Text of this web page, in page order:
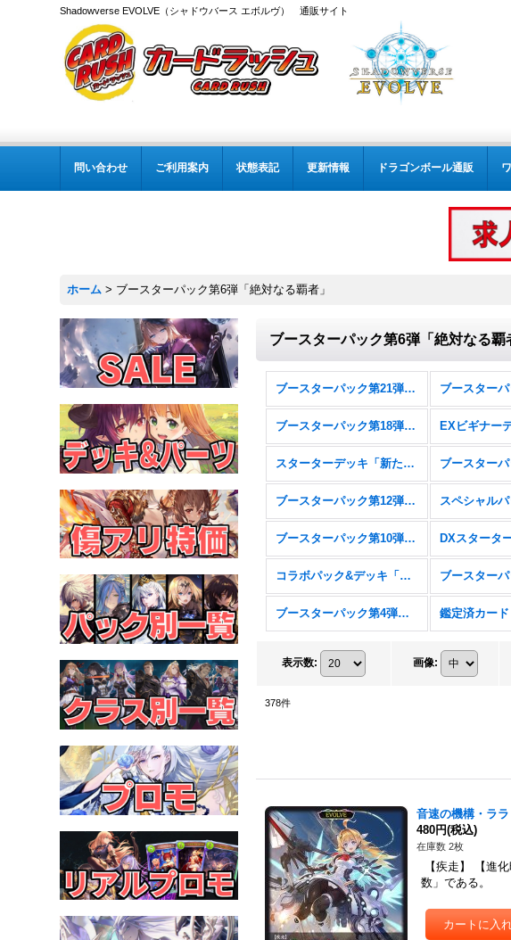
Shadowverse EVOLVE（シャドウバース エボルヴ） 通販サイト
問い合わせ ご利用案内 状態表記 更新情報 ドラゴンボール通販
ホーム > ブースターパック第6弾「絶対なる覇者」
ブースターパック第6弾「絶対なる覇
ブースターパック第21弾「Academy Royale/アカデミー・ロワイヤル」
ブースターパック第18弾「新約都市・透京」 EXビギナー
スターターデッキ「新たなる戦場」「燃え尽きぬ炎」
ブースターパック第12弾「黒鉄の侵略者」
ブースターパック第10弾「Gods of the Arcana」
コラボパック&デッキ「アイドルマスター シンデレラガールズ」
ブースターパック第4弾「天星神話」 鑑定済カード
表示数: 画像:
378件
音速の機構・ラ
480円(税込)
在庫数 2枚
【疾走】 【進
数」である。